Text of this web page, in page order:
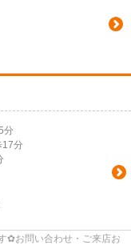
分
17分
✿お問い合わせ・ご来店お